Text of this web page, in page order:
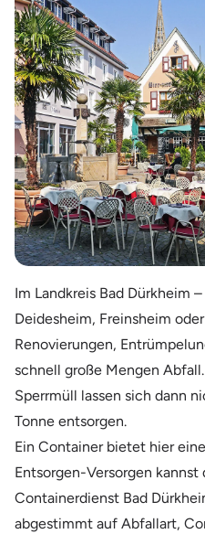
Im Landkreis Bad Dürkheim
Deidesheim, Freinsheim
Renovierungen,
schnell große Mengen
Sperrmüll lassen sich dann
Tonne entsorgen.
Ein Container bietet hier
Entsorgen-Versorgen kannst
Containerdienst Bad
abgestimmt auf Abfallart,